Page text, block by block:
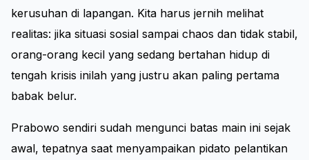
kerusuhan di lapangan. Kita harus jernih melihat
realitas: jika situasi sosial sampai chaos dan tidak stabil,
orang-orang kecil yang sedang bertahan hidup di
tengah krisis inilah yang justru akan paling pertama
babak belur.
Prabowo sendiri sudah mengunci batas main ini sejak
awal, tepatnya saat menyampaikan pidato pelantikan